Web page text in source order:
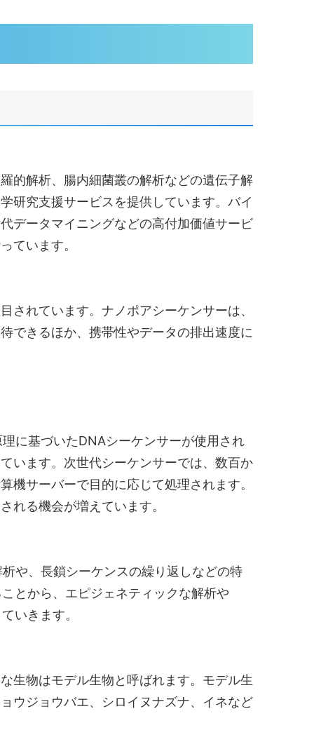
的解析、腸内細菌叢の解析などの遺伝子解
研究支援サービスを提供しています。バイ
データマイニングなどの高付加価値サービ
ています。
れています。ナノポアシーケンサーは、
できるほか、携帯性やデータの排出速度に
に基づいたDNAシーケンサーが使用され
います。次世代シーケンサーでは、数百か
サーバーで目的に応じて処理されます。
れる機会が増えています。
や、長鎖シーケンスの繰り返しなどの特
とから、エピジェネティックな解析や
いきます。
生物はモデル生物と呼ばれます。モデル生
ウジョウバエ、シロイヌナズナ、イネなど